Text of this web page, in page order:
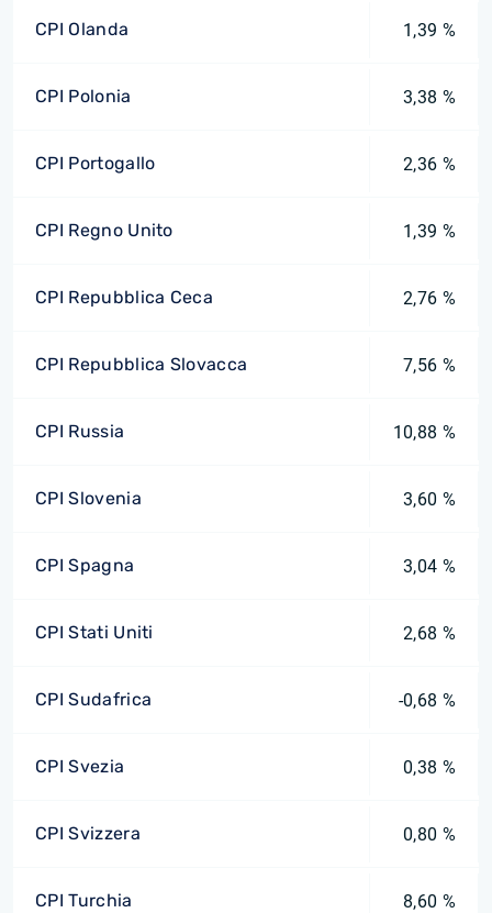
CPI Olanda 1,39 %
CPI Polonia 3,38 %
CPI Portogallo 2,36 %
CPI Regno Unito 1,39 %
CPI Repubblica Ceca 2,76 %
CPI Repubblica Slovacca 7,56 %
CPI Russia 10,88 %
CPI Slovenia 3,60 %
CPI Spagna 3,04 %
CPI Stati Uniti 2,68 %
CPI Sudafrica -0,68 %
CPI Svezia 0,38 %
CPI Svizzera 0,80 %
CPI Turchia 8,60 %